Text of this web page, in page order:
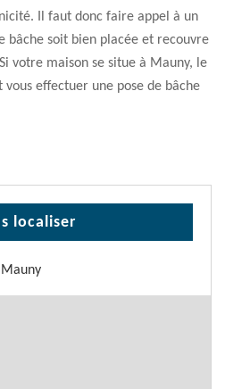
Il faut donc faire appel à un
bâche soit bien placée et recouvre
votre maison se situe à Mauny, le
vous effectuer une pose de bâche
localiser